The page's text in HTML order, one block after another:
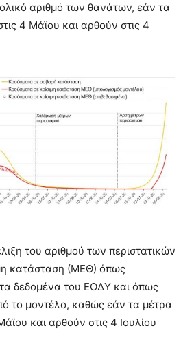
αριθμό των θανάτων, εάν τα
4 Μάϊου και αρθούν στις 4
του αριθμού των περιστατικών
κατάσταση (ΜΕΘ) όπως
δεδομένα του ΕΟΔΥ και όπως
το μοντέλο, καθώς εάν τα μέτρα
και αρθούν στις 4 Ιουλίου